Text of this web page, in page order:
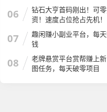
06
钻石大亨首码刚出！可
资！速度占位抢占先机！
07
趣闲赚小副业平台，每
钱
08
老牌悬赏平台赏帮赚上
图任务，每天破零项目